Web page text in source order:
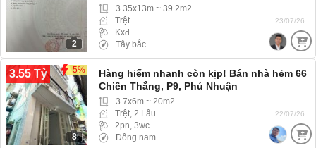
2
3.35x13m ~ 39.2m2
Trệt
Kxđ
Tây bắc
23/07/26
3.55 Tỷ -5%
8
Hàng hiếm nhanh còn kịp! Bán nhà hẻm 66
Chiến Thắng, P9, Phú Nhuận
3.7x6m ~ 20m2
Trệt, 2 Lầu
2pn, 3wc
Đông nam
22/07/26